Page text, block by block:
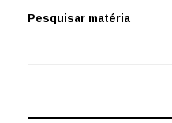
Pesquisar matéria